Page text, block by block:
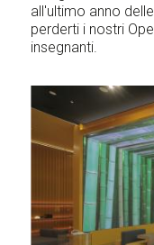
all'ultimo anno
perderti i nostri
insegnanti.